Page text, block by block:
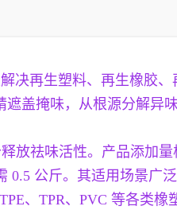
决再生塑料、再生橡胶、
盖掩味，从根源分解异
放祛味活性。产品添加
0.5 公斤。其适用场景广
、TPR、PVC 等各类橡